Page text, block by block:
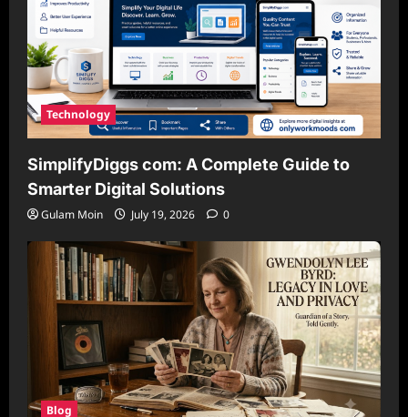
Technology
SimplifyDiggs com: A Complete Guide to
Smarter Digital Solutions
Gulam Moin July 19, 2026 0
Blog